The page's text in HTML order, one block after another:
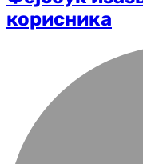
корисника